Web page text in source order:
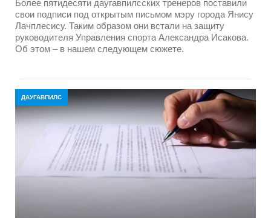
Более пятидесяти даугавпилсских тренеров поставили
свои подписи под открытым письмом мэру города Янису
Лачплесису. Таким образом они встали на защиту
руководителя Управления спорта Александра Исакова.
Об этом – в нашем следующем сюжете.
ДАУГАВПИЛС